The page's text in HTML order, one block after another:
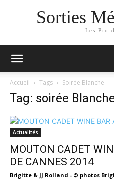
Sorties
Les Pro
Accueil Tags Soirée Blanche
Tag: soirée
Actualités
MOUTON CADET
DE CANNES 2014
Brigitte & JJ Rolland - © photos